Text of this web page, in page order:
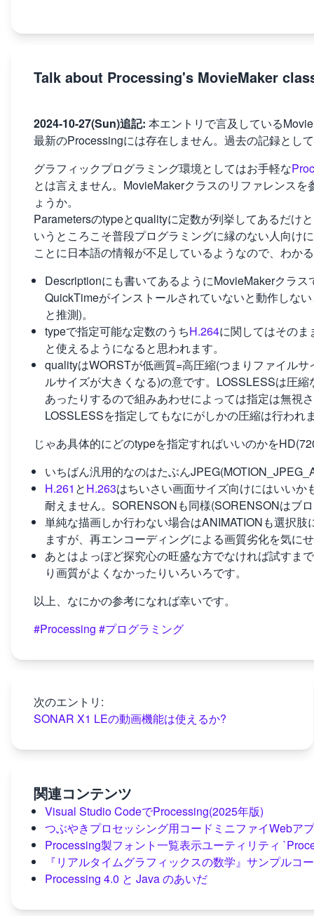
Talk about Processing's MovieMaker
2024-10-27(Sun)追記: 本エントリで言及している
最新のProcessingには存在しません。過去の記録とし
グラフィックプログラミング環境としてはお手軽な
とは言えません。MovieMakerクラスのリファレンス
ょうか。
Parametersのtypeとqualityに定数が列挙してあるだけ
いうところこそ普段プログラミングに縁のない人向
ことに日本語の情報が不足しているようなので、わか
Descriptionにも書いてあるようにMovieMakerクラス
QuickTimeがインストールされていないと動作しな
と推測)。
typeで指定可能な定数のうちH.264に関してはその
と使えるようになると思われます。
qualityはWORSTが低画質=高圧縮(つまりファイル
ルサイズが大きくなる)の意です。LOSSLESSは圧
あったりするので組みあわせによっては指定は無視
LOSSLESSを指定してもなにがしかの圧縮は行われ
じゃあ具体的にどのtypeを指定すればいいのかを
いちばん汎用的なのはたぶん
H.261 とH.263はちいさい画面サイズ向けにはいい
耐えません。SORENSONも同様(SORENSONはブ
単純な描画しか行わない場合はANIMATIONも選択
ますが、再エンコーディングによる画質劣化を気に
あとはよっぽど探究心の旺盛な方でなければ試すま
り画質がよくなかったりいろいろです。
以上、なにかの参考になれば幸いです。
#Processing #プログラミング
次のエントリ:
SONAR X1 LEの動画機能は使えるか?
関連コンテンツ
Visual Studio CodeでProcessing(2025年版)
つぶやきプロセッシング用コードミニファイWebア
Processing製フォント一覧表示ユーティリティ
『リアルタイムグラフィックスの数学』サンプル
Processing 4.0 と Java のあいだ